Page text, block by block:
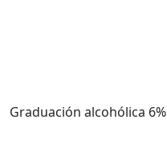
Graduación alcohólica 6%